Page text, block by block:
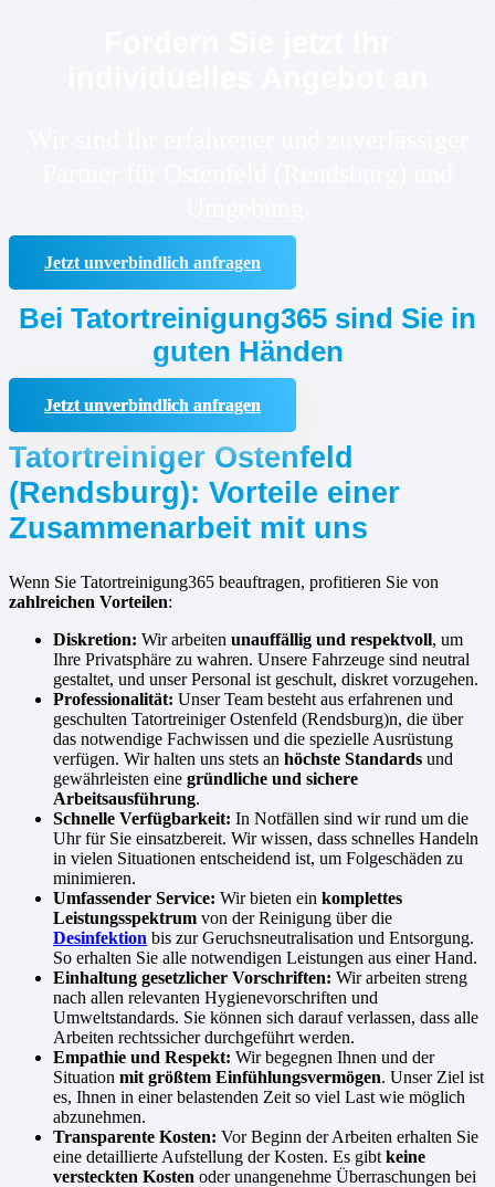
Jetzt unverbindlich anfragen
Bei Tatortreinigung365 sind Sie in
guten Händen
Jetzt unverbindlich anfragen
Tatortreiniger Ostenfeld
(Rendsburg): Vorteile einer
Zusammenarbeit mit uns
Wenn Sie Tatortreinigung365 beauftragen, profitieren Sie von
zahlreichen Vorteilen:
Diskretion: Wir arbeiten unauffällig und respektvoll, um
Ihre Privatsphäre zu wahren. Unsere Fahrzeuge sind neutral
gestaltet, und unser Personal ist geschult, diskret vorzugehen.
Professionalität: Unser Team besteht aus erfahrenen und
geschulten Tatortreiniger Ostenfeld (Rendsburg)n, die über
das notwendige Fachwissen und die spezielle Ausrüstung
verfügen. Wir halten uns stets an höchste Standards und
gewährleisten eine gründliche und sichere
Arbeitsausführung.
Schnelle Verfügbarkeit: In Notfällen sind wir rund um die
Uhr für Sie einsatzbereit. Wir wissen, dass schnelles Handeln
in vielen Situationen entscheidend ist, um Folgeschäden zu
minimieren.
Umfassender Service: Wir bieten ein komplettes
Leistungsspektrum von der Reinigung über die
Desinfektion bis zur Geruchsneutralisation und Entsorgung.
So erhalten Sie alle notwendigen Leistungen aus einer Hand.
Einhaltung gesetzlicher Vorschriften: Wir arbeiten streng
nach allen relevanten Hygienevorschriften und
Umweltstandards. Sie können sich darauf verlassen, dass alle
Arbeiten rechtssicher durchgeführt werden.
Empathie und Respekt: Wir begegnen Ihnen und der
Situation mit größtem Einfühlungsvermögen. Unser Ziel ist
es, Ihnen in einer belastenden Zeit so viel Last wie möglich
abzunehmen.
Transparente Kosten: Vor Beginn der Arbeiten erhalten Sie
eine detaillierte Aufstellung der Kosten. Es gibt keine
versteckten Kosten oder unangenehme Überraschungen bei